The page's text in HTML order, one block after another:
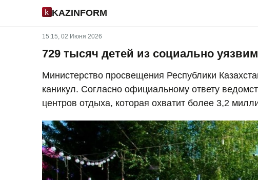
KAZINFORM
15:15, 02 Июня 2026
729 тысяч детей из социально
Министерство просвещения Республики
каникул. Согласно официальному ответу
центров отдыха, которая охватит более 3,2